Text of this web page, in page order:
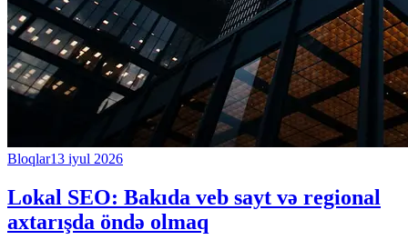
Bloqlar13 iyul 2026
Lokal SEO: Bakıda veb sayt və regional
axtarışda öndə olmaq